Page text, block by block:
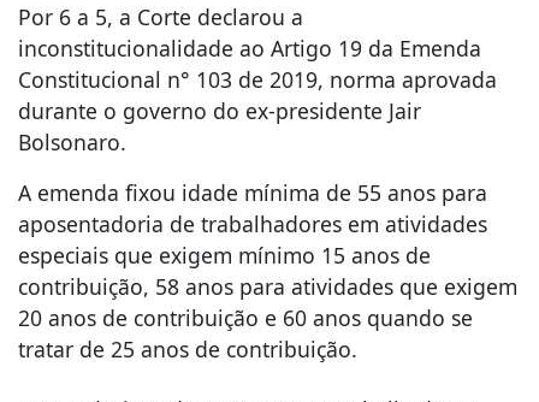
Por 6 a 5, a Corte declarou a
inconstitucionalidade ao Artigo 19 da Emenda
Constitucional n° 103 de 2019, norma aprovada
durante o governo do ex-presidente Jair
Bolsonaro.
A emenda fixou idade mínima de 55 anos para
aposentadoria de trabalhadores em atividades
especiais que exigem mínimo 15 anos de
contribuição, 58 anos para atividades que exigem
20 anos de contribuição e 60 anos quando se
tratar de 25 anos de contribuição.